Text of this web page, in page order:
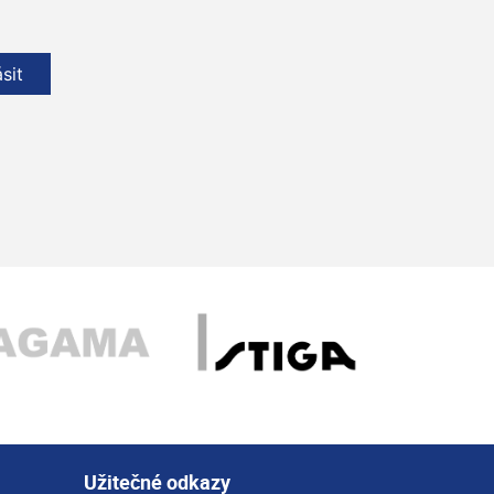
Užitečné odkazy